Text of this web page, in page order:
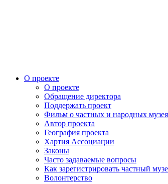
О проекте
О проекте
Обращение директора
Поддержать проект
Фильм о частных и народных
Автор проекта
География проекта
Хартия Ассоциации
Законы
Часто задаваемые вопросы
Как зарегистрировать частный
Волонтерство